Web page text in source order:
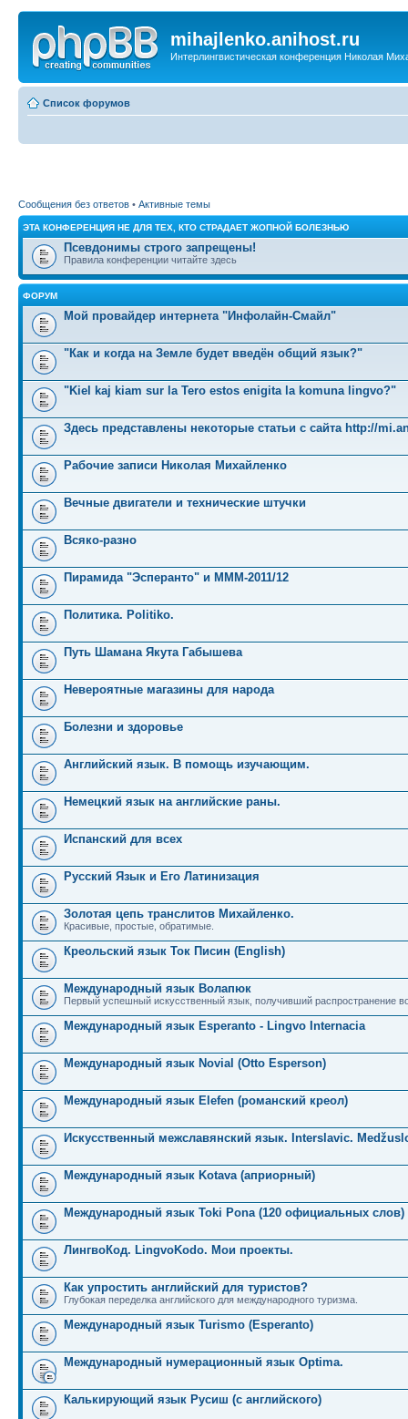
mihajlenko.anihost.ru
Интерлингвистическая конференция Николая
Список форумов
Сообщения без ответов • Активные темы
ЭТА КОНФЕРЕНЦИЯ НЕ ДЛЯ ТЕХ, КТО СТРАДАЕТ ЖОПНОЙ БОЛЕЗНЬЮ
Псевдонимы строго запрещены!
Правила конференции читайте здесь
ФОРУМ
Мой провайдер интернета "Инфолайн-Смайл"
"Как и когда на Земле будет введён общий язык?"
"Kiel kaj kiam sur la Tero estos enigita la komuna lingvo?"
Здесь представлены некоторые статьи с сайта http://
Рабочие записи Николая Михайленко
Вечные двигатели и технические штучки
Всяко-разно
Пирамида "Эсперанто" и MMM-2011/12
Политика. Politiko.
Путь Шамана Якута Габышева
Невероятные магазины для народа
Болезни и здоровье
Английский язык. В помощь изучающим.
Немецкий язык на английские раны.
Испанский для всех
Русский Язык и Его Латинизация
Золотая цепь транслитов Михайленко.
Красивые, простые, обратимые.
Креольский язык Ток Писин (English)
Международный язык Волапюк
Первый успешный искусственный язык, получивший распространение
Международный язык Esperanto - Lingvo Internacia
Международный язык Novial (Otto Esperson)
Международный язык Elefen (романский креол)
Искусственный межславянский язык. Interslavic.
Международный язык Kotava (априорный)
Международный язык Toki Pona (120 официальных слов)
ЛингвоКод. LingvoKodo. Мои проекты.
Как упростить английский для туристов?
Глубокая переделка английского для международного туризма.
Международный язык Turismo (Esperanto)
Международный нумерационный язык Optima.
Калькирующий язык Русиш (с английского)